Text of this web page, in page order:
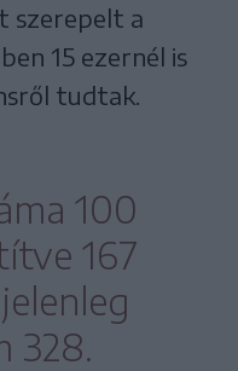
szerepelt a
15 ezernél is
tudtak.
100
167
328.